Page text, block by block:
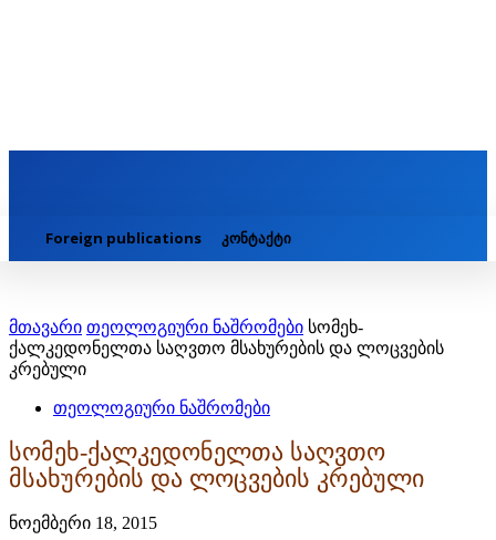
Foreign publications კონტაქტი
მთავარი თეოლოგიური ნაშრომები სომეხ-
ქალკედონელთა საღვთო მსახურების და ლოცვების
კრებული
თეოლოგიური ნაშრომები
სომეხ-ქალკედონელთა საღვთო
მსახურების და ლოცვების კრებული
ნოემბერი 18, 2015